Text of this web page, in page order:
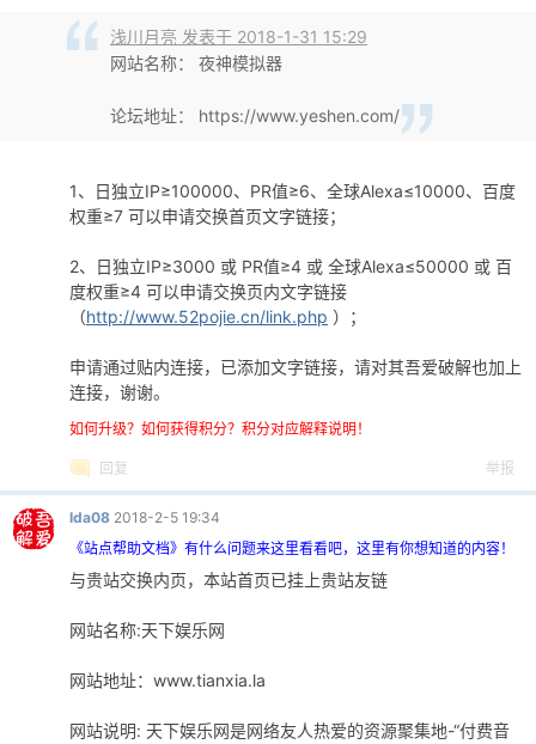
浅川月亮 发表于 2018-1-31 15:29
网站名称： 夜神模拟器
论坛地址： https://www.yeshen.com/
1、日独立IP≥100000、PR值≥6、全球Alexa≤10000、百度
权重≥7 可以申请交换首页文字链接；
2、日独立IP≥3000 或 PR值≥4 或 全球Alexa≤50000 或 百
度权重≥4 可以申请交换页内文字链接
（http://www.52pojie.cn/link.php ）；
申请通过贴内连接，已添加文字链接，请对其吾爱破解也加上
连接，谢谢。
如何升级？如何获得积分？积分对应解释说明！
回复 举报
Ida08 2018-2-5 19:34
《站点帮助文档》有什么问题来这里看看吧，这里有你想知道的内容！
与贵站交换内页，本站首页已挂上贵站友链
网站名称:天下娱乐网
网站地址：www.tianxia.la
网站说明: 天下娱乐网是网络友人热爱的资源聚集地-“付费音